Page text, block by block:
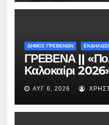
ΔΗΜΟΣ ΓΡΕΒΕΝΩΝ
ΓΡΕΒΕΝΑ ||
Καλοκαίρι
με την
«Μικρές
ΑΥΓ 6, 2026